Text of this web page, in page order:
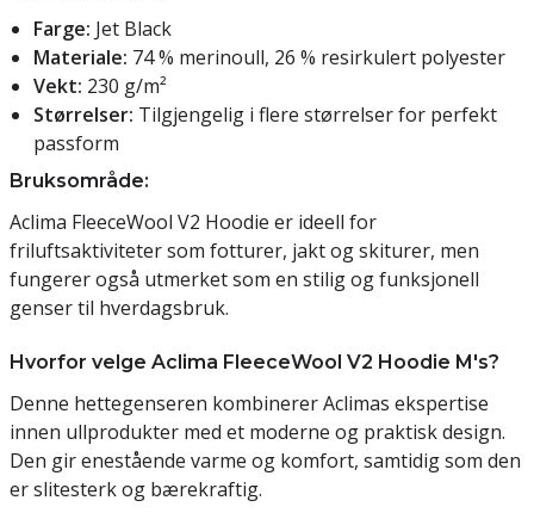
Farge: Jet Black
Materiale: 74 % merinoull, 26 % resirkulert polyester
Vekt: 230 g/m²
Størrelser: Tilgjengelig i flere størrelser for perfekt
passform
Bruksområde:
Aclima FleeceWool V2 Hoodie er ideell for
friluftsaktiviteter som fotturer, jakt og skiturer, men
fungerer også utmerket som en stilig og funksjonell
genser til hverdagsbruk.
Hvorfor velge Aclima FleeceWool V2 Hoodie M's?
Denne hettegenseren kombinerer Aclimas ekspertise
innen ullprodukter med et moderne og praktisk design.
Den gir enestående varme og komfort, samtidig som den
er slitesterk og bærekraftig.